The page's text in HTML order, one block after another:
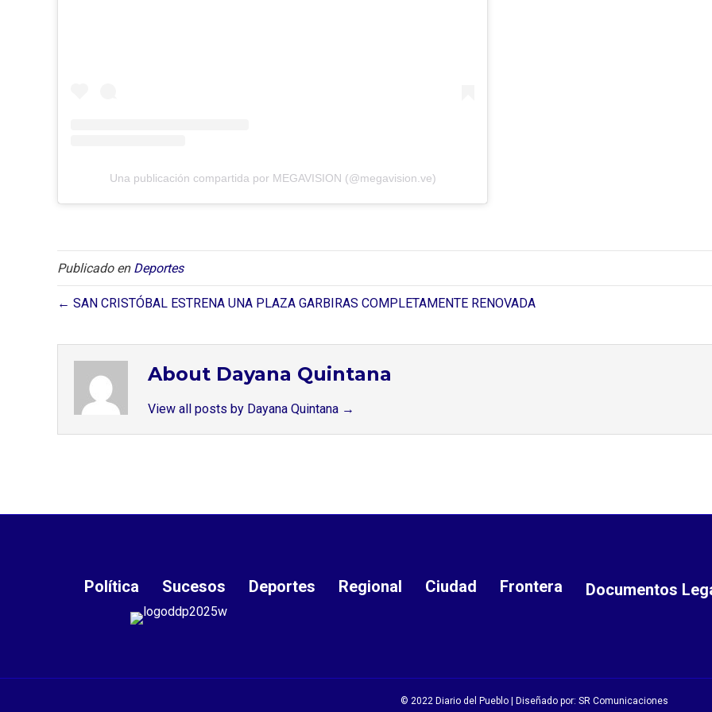
Una publicación compartida por MEGAVISION (@megavision.ve)
Publicado en Deportes
← SAN CRISTÓBAL ESTRENA UNA PLAZA GARBIRAS COMPLETAMENTE RENOVADA
About Dayana Quintana
View all posts by Dayana Quintana →
Política Sucesos Deportes Regional Ciudad Frontera Documentos
© 2022 Diario del Pueblo | Diseñado por: SR Comunicaciones